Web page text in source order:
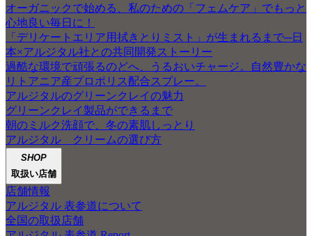
オーガニックで始める、私のための「フェムケア」でもっと
心地良い毎日に！
「デリケートエリア用拭きとりミスト」が生まれるまで─日
本×アルジタル社との共同開発ストーリー
過酷な環境で頑張るのどへ、うるおいチャージ。自然豊かな
リトアニア産プロポリス配合スプレー。
アルジタルのグリーンクレイの魅力
グリーンクレイ製品ができるまで
朝のミルク洗顔で、冬の素肌しっとり
アルジタル クリームの選び方
SHOP
取扱い店舗
店舗情報
アルジタル 表参道について
全国の取扱店舗